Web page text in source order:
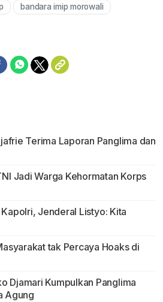
bandara imip morowali
Terima Laporan Panglima dan
Jadi Warga Kehormatan Korps
Jenderal Listyo: Kita
tak Percaya Hoaks di
Djamari Kumpulkan Panglima
Agung